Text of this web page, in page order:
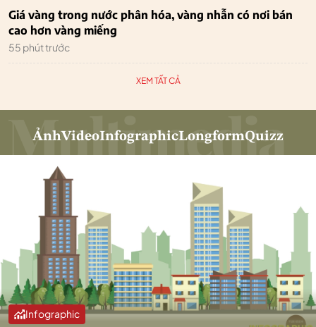
Giá vàng trong nước phân hóa, vàng nhẫn có nơi bán
cao hơn vàng miếng
55 phút trước
XEM TẤT CẢ
ẢnhVideoInfographicLongformQuizz
Infographic